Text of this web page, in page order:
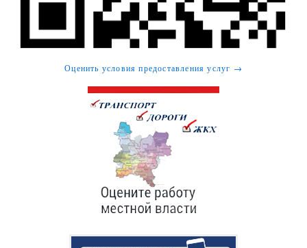
Оценить условия предоставления услуг →